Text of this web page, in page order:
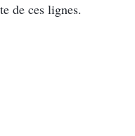
de ces lignes.